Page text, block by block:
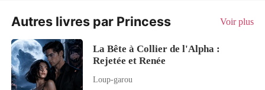
Autres livres par Princess Voir plus
La Bête à Collier de l'Alpha :
Rejetée et Renée
Loup-garou